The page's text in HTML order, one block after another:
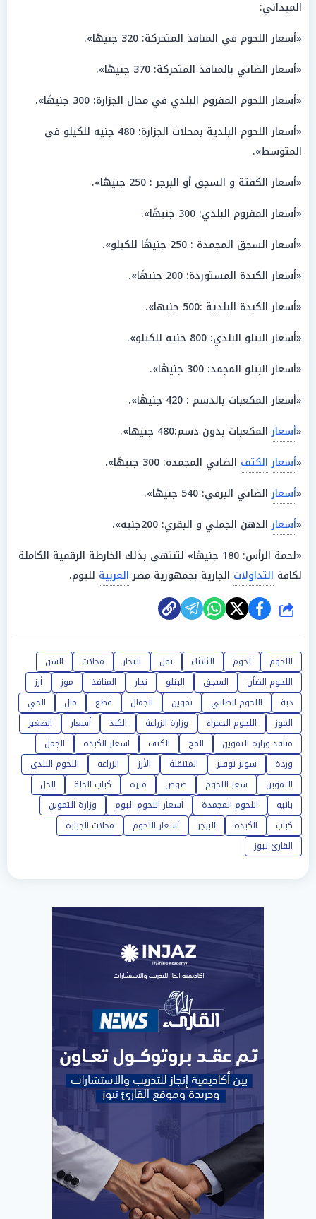
الميداني:
«أسعار اللحوم في المنافذ المتحركة: 320 جنيهًا».
«أسعار الضاني بالمنافذ المتحركة: 370 جنيهًا».
«أسعار اللحوم المفروم البلدي في محال الجزارة: 300 جنيهًا».
«أسعار اللحوم البلدية بمحلات الجزارة: 480 جنيه للكيلو في
المتوسط».
«أسعار الكفتة و السجق أو البرجر : 250 جنيهًا».
«أسعار المفروم البلدي: 300 جنيهًا».
«أسعار السجق المجمدة : 250 جنيهًا للكيلو».
«أسعار الكبدة المستوردة: 200 جنيهًا».
«أسعار الكبدة البلدية :500 جنيها».
«أسعار البتلو البلدي: 800 جنيه للكيلو».
«أسعار البتلو المجمد: 300 جنيهًا».
«أسعار المكعبات بالدسم : 420 جنيهًا».
«أسعارالمكعبات بدون دسم:480 جنيها».
«أسعار الكتف الضاني المجمدة: 300 جنيهًا».
«أسعارالضاني البرقي: 540 جنيهًا».
«أسعارالدهن الجملي و البقري: 200جنيه».
«لحمة الرأس: 180 جنيهًا» لتنتهي بذلك الخارطة الرقمية الكاملة
لكافة التداولات الجارية بجمهورية مصرالعربية لليوم.
شارك
اللحوم لحوم الثلاثاء نقل التجار محلات
السن
اللحوم الضأن
السجق البتلو تجار المنافذ موز
أرز
دية
اللحوم الضاني تموين الجمال قطع مال
الحي
الموز
اللحوم الحمراء وزارة الزراعة الكبد أسعار
الصغير
منافذ وزارة التموين
المخ الكتف اسعار الكبدة
الجمل
وردة
سوبر توفير المتنقلة الأرز الزراعه
اللحوم البلدي
التموين
سعر اللحوم صوص ميزة كباب الحلة
الخل
بانيه
اللحوم المجمدة اسعار اللحوم اليوم
وزارة التموين
كباب
الكبدة البرجر أسعار اللحوم
محلات الجزارة
القارئ نيوز